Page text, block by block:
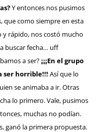
Y entonces nos pusimos
que como siempre en esta
y rápido, nos costó mucho
buscar fecha… uff
a ser?¡¡¡En el grupo
ser horrible!!! Así que lo
se animaba a ir. Otras
lo primero. Vale, pusimos
muchas no podían.
ganó la primera propuesta.